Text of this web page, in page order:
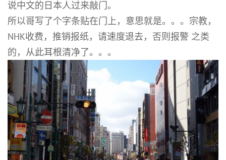
说中文的日本人过来敲门。
所以哥写了个字条贴在门上，意思就是。。。宗教，
NHK收费，推销报纸，请速度退去，否则报警 之类
的，从此耳根清净了。。。